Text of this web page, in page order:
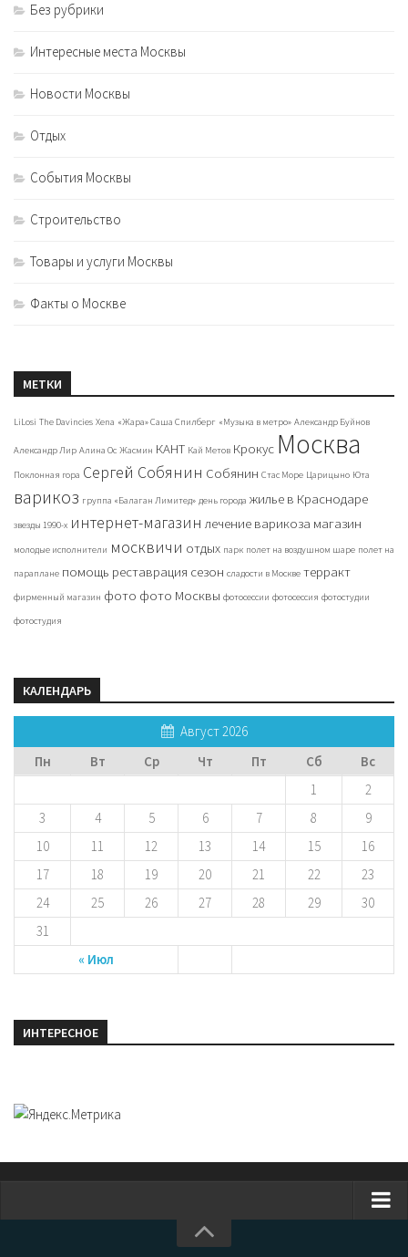
Без рубрики
Интересные места Москвы
Новости Москвы
Отдых
События Москвы
Строительство
Товары и услуги Москвы
Факты о Москве
МЕТКИ
LiLosi The Davincies Xena «Жара» Саша Спилберг «Музыка в метро» Александр Буйнов
Александр Лир Алина Ос Жасмин КАНТ Кай Метов Крокус Москва
Поклонная гора Сергей Собянин Собянин Стас Море Царицыно Юта
варикоз группа «Балаган Лимитед» день города жилье в Краснодаре
звезды 1990-х интернет-магазин лечение варикоза магазин
молодые исполнители москвичи отдых парк полет на воздушном шаре полет на
параплане помощь реставрация сезон сладости в Москве терракт
фирменный магазин фото фото Москвы фотосессии фотосессия фотостудии
фотостудия
КАЛЕНДАРЬ
Август 2026
Пн
Вт Ср Чт Пт Сб Вс
« Июл
1
2
3
4 5 6 7 8
9
10
11 12 13 14 15
16
17
18 19 20 21 22
23
24
25 26 27 28 29
30
31
ИНТЕРЕСНОЕ